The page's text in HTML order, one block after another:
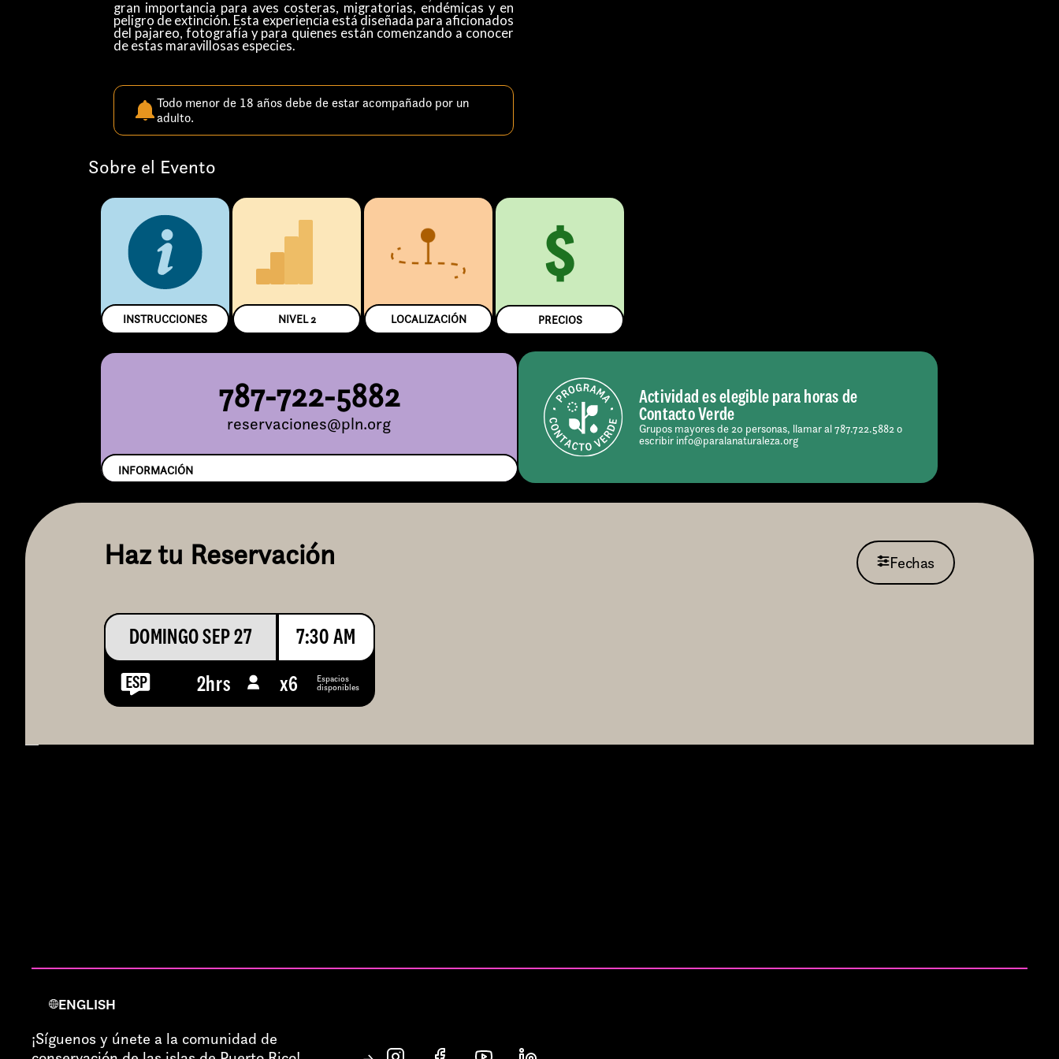
gran importancia para aves costeras, migratorias, endémicas y en
peligro de extinción. Esta experiencia está diseñada para aficionados
del pajareo, fotografía y para quienes están comenzando a conocer
de estas maravillosas especies. ​
Todo menor de 18 años debe de estar acompañado por un
adulto.
Sobre el Evento
INSTRUCCIONES NIVEL2 LOCALIZACIÓN
$
PRECIOS
787-722-5882
reservaciones@pln.org
INFORMACIÓN
Actividad es elegible para horas de
Contacto Verde
Grupos mayores de 20 personas, llamar al 787.722.5882 o
escribir info@paralanaturaleza.org
Haz tu Reservación Fechas
DOMINGO SEP 27 7:30 AM
2hrs x6 Espacios
disponibles
ENGLISH
¡Síguenos y únete a la comunidad de